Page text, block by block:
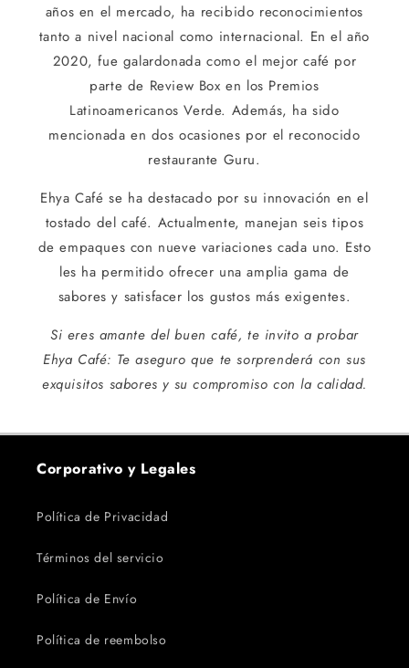
años en el mercado, ha recibido reconocimientos
tanto a nivel nacional como internacional. En el año
2020, fue galardonada como el mejor café por
parte de Review Box en los Premios
Latinoamericanos Verde. Además, ha sido
mencionada en dos ocasiones por el reconocido
restaurante Guru.
Ehya Café se ha destacado por su innovación en el
tostado del café. Actualmente, manejan seis tipos
de empaques con nueve variaciones cada uno. Esto
les ha permitido ofrecer una amplia gama de
sabores y satisfacer los gustos más exigentes.
Si eres amante del buen café, te invito a probar
Ehya Café: Te aseguro que te sorprenderá con sus
exquisitos sabores y su compromiso con la calidad.
Corporativo y Legales
Política de Privacidad
Términos del servicio
Política de Envío
Política de reembolso